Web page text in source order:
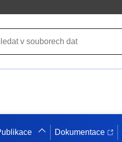
Dokumentace